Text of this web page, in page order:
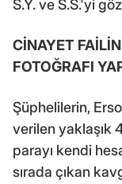
S.Y. ve S.S.'yi
CİNAYET
FOTOĞRAFI
Şüphelilerin,
verilen yaklaşık
parayı kendi
sırada çıkan